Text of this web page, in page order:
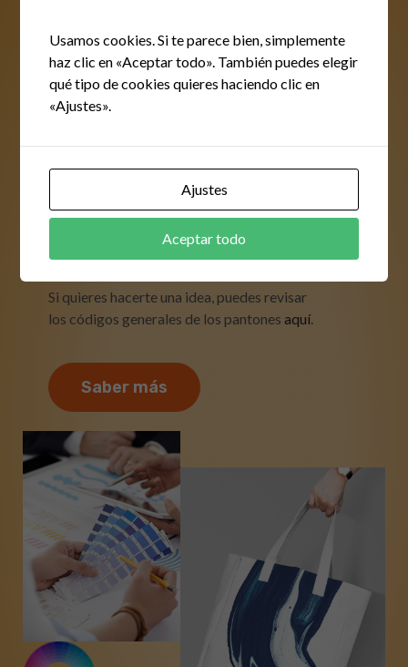
Nuestros
profesionales pueden
asesorarte
necesitas la opinión de un experto,
contamos con profesionales cualificados
para ayudarte con la selección de colores,
diseños y diversas acciones demarketing
publicitario.
Si quieres hacerte una idea, puedes revisar
los códigos generales de los pantones aquí.
Saber más
Usamos cookies. Si te parece bien, simplemente
haz clic en «Aceptar todo». También puedes elegir
qué tipo de cookies quieres haciendo clic en
«Ajustes».
Ajustes
Aceptar todo